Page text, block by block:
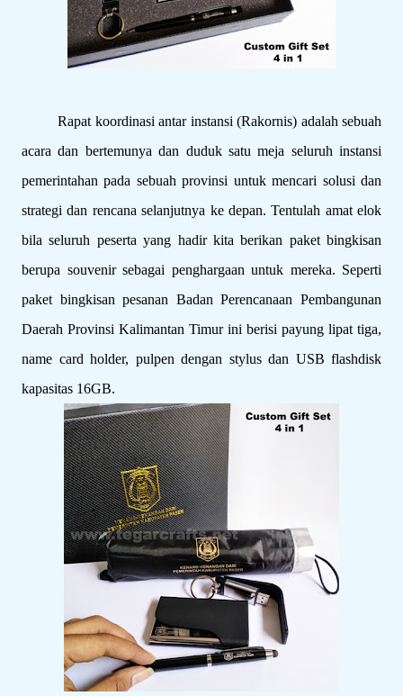
Rapat koordinasi antar instansi (Rakornis) adalah sebuah
acara dan bertemunya dan duduk satu meja seluruh instansi
pemerintahan pada sebuah provinsi untuk mencari solusi dan
strategi dan rencana selanjutnya ke depan. Tentulah amat elok
bila seluruh peserta yang hadir kita berikan paket bingkisan
berupa souvenir sebagai penghargaan untuk mereka. Seperti
paket bingkisan pesanan Badan Perencanaan Pembangunan
Daerah Provinsi Kalimantan Timur ini berisi payung lipat tiga,
name card holder, pulpen dengan stylus dan USB flashdisk
kapasitas 16GB.